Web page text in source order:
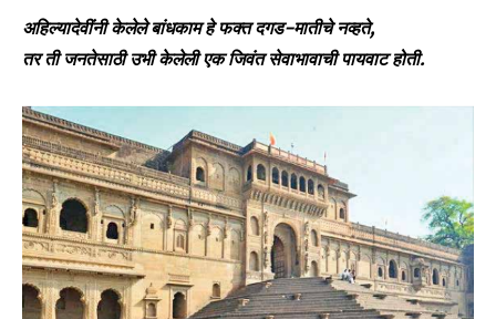
अहिल्यादेवींनी केलेले बांधकाम हे फक्त दगड-मातीचे नव्हते,
तर ती जनतेसाठी उभी केलेली एक जिवंत सेवाभावाची पायवाट होती.